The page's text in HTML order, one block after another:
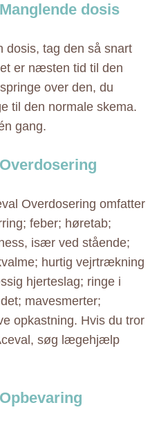
dosis
dosis, tag den så snart
er næsten tid til den
over den, du
til den normale skema.
gang.
Overdosering omfatter
feber; høretab;
især ved stående;
hurtig vejrtrækning
hjerteslag; ringe i
mavesmerter;
opkastning. Hvis du tror
søg lægehjælp